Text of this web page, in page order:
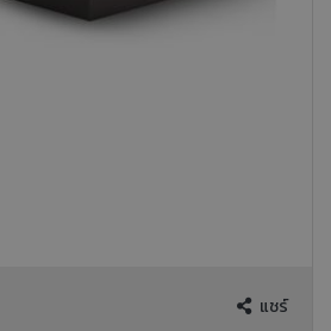
แชร์